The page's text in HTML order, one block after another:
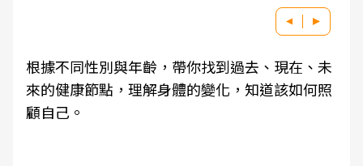
因應超高齡社會來臨，良醫健康網推動「2025年
健檢服務大調查」，以倡議健康促進為目的，深
耕健康篩檢之於台灣民眾健康的關鍵角色，並透